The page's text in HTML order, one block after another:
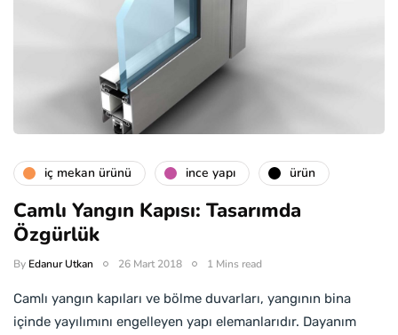
i̇ç mekan ürünü i̇nce yapı ürün
Camlı Yangın Kapısı: Tasarımda
Özgürlük
By Edanur Utkan 26 Mart 2018 1 Mins read
Camlı yangın kapıları ve bölme duvarları, yangının bina
içinde yayılımını engelleyen yapı elemanlarıdır. Dayanım